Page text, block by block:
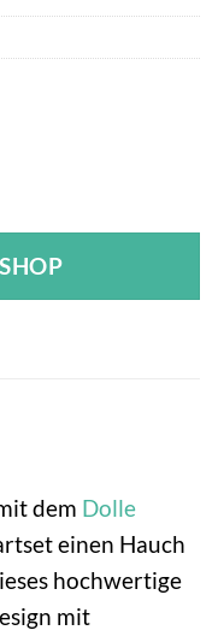
dem Dolle
einen Hauch
hochwertige
mit